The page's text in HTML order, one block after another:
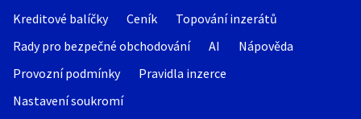
Kreditové balíčky Ceník
Topování inzerátů
Rady pro bezpečné obchodování
AI
Nápověda
Provozní podmínky
Pravidla inzerce
Nastavení soukromí